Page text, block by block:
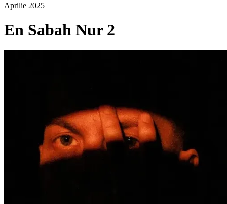
Aprilie 2025
En Sabah Nur 2
Pagina externă
Videoclipuri